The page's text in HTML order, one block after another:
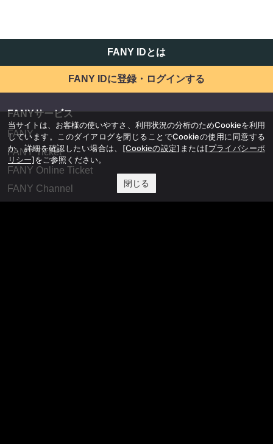
FANY IDとは
FANY IDに登録・ログインする
FANYサービス
FANY
FANY Ticket
FANY Online Ticket
FANY Channel
当サイトは、お客様の使いやすさ、利用状況の分析のためCookieを利用
しています。このダイアログを閉じることでCookieの使用に同意する
か、詳細を確認したい場合は、 [Cookieの設定] または[プライバシーポ
リシー]をご参照ください。
閉じる